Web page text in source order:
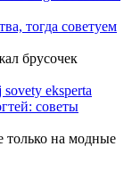
тогда советуем
брусочек
советы
только на модные